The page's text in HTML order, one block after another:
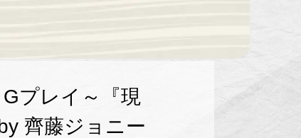
プレイ～『現
齊藤ジョニー